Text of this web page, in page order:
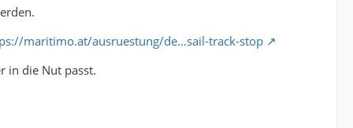
maritimo.at/ausruestung/de…sail-track-stop
in die Nut passt.